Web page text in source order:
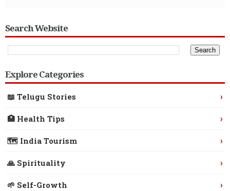
Search Website
Explore Categories
📖 Telugu Stories ›
🏥 Health Tips ›
🗺️ India Tourism ›
🙏 Spirituality ›
🌱 Self-Growth ›